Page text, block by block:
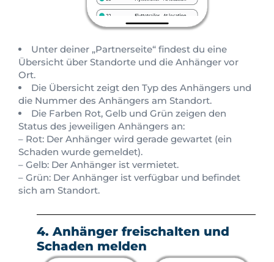
Unter deiner „Partnerseite“ findest du eine
Übersicht über Standorte und die Anhänger vor
Ort.
Die Übersicht zeigt den Typ des Anhängers und
die Nummer des Anhängers am Standort.
Die Farben Rot, Gelb und Grün zeigen den
Status des jeweiligen Anhängers an:
– Rot: Der Anhänger wird gerade gewartet (ein
Schaden wurde gemeldet).
– Gelb: Der Anhänger ist vermietet.
– Grün: Der Anhänger ist verfügbar und befindet
sich am Standort.
4. Anhänger freischalten und
Schaden melden